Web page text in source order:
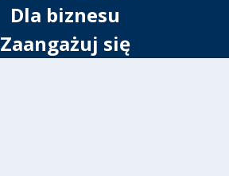
Dla biznesu
Zaangażuj się